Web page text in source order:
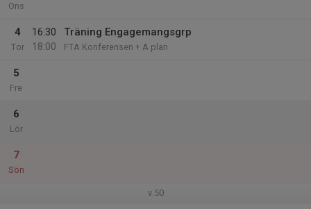
Ons
4
Tor
16:30
18:00
Träning Engagemangsgrp
FTA Konferensen + A plan
5
Fre
6
Lör
7
Sön
v.50